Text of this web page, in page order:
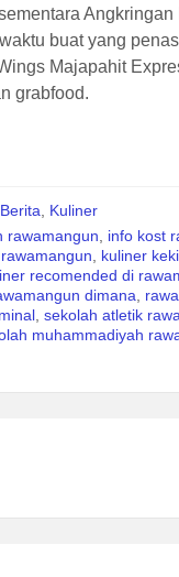
buat yang
Majapahit
grabfood.
Berita, Kuliner
rawamangun, info kost
, kuliner
recomended di
dimana,
,sekolah atletik
muhammadiyah